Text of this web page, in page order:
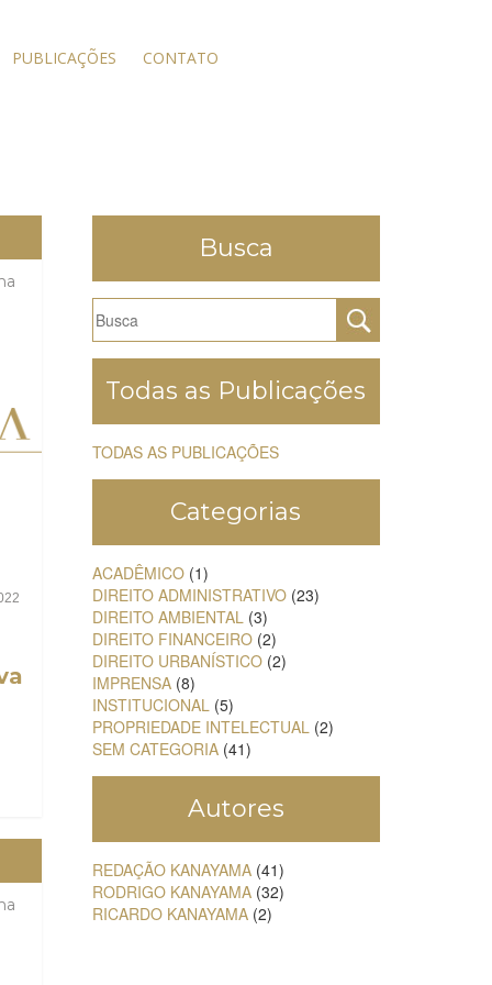
PUBLICAÇÕES CONTATO
Busca
Todas as Publicações
TODAS AS PUBLICAÇÕES
Categorias
ACADÊMICO(1)
DIREITO ADMINISTRATIVO(23)
DIREITO AMBIENTAL(3)
DIREITO FINANCEIRO(2)
DIREITO URBANÍSTICO(2)
IMPRENSA(8)
INSTITUCIONAL(5)
PROPRIEDADE INTELECTUAL(2)
SEM CATEGORIA(41)
Autores
REDAÇÃO KANAYAMA(41)
RODRIGO KANAYAMA(32)
RICARDO KANAYAMA(2)